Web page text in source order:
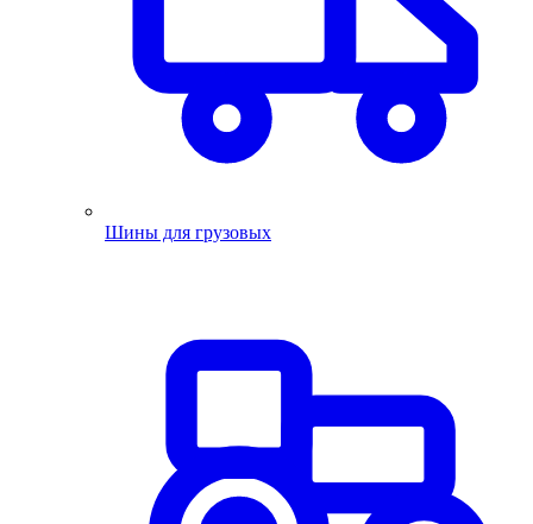
Шины для грузовых